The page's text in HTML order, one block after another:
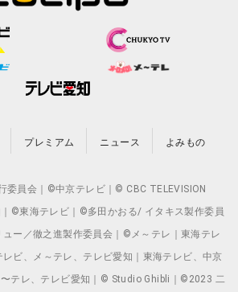
プレミアム ニュース よみもの
委員会｜©中京テレビ｜© CBC TELEVISION
©東海テレビ｜©多田かおる/ イタキス製作委員
ー／徹之進製作委員会｜©メ～テレ｜東海テレ
レビ、メ～テレ、テレビ愛知｜東海テレビ、中京
〜テレ、テレビ愛知｜© Studio Ghibli｜©2023 二